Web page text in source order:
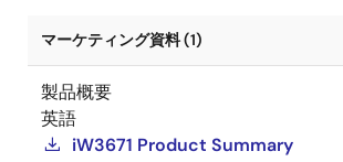
マーケティング資料 (1)
製品概要
英語
iW3671 Product Summary